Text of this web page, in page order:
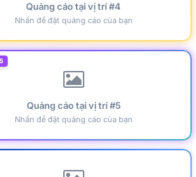
Quảng cáo tại vị trí #4
Nhấn để đặt quảng cáo của bạn
Quảng cáo tại vị trí #5
Nhấn để đặt quảng cáo của bạn